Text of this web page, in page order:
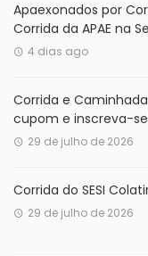
Apaexonados por
Corrida da APAE na
4 dias ago
Corrida e
cupom e inscreva-
29 de julho de 2026
Corrida do SESI
29 de julho de 2026